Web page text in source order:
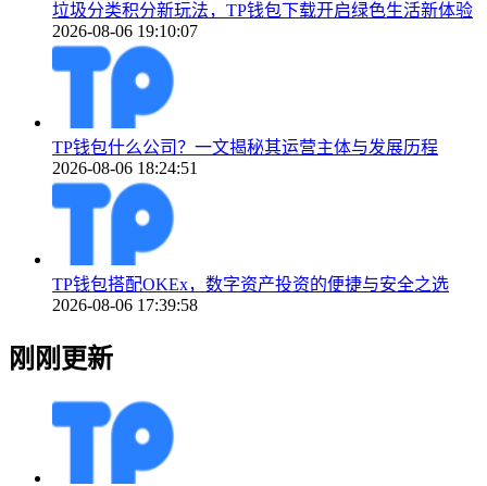
垃圾分类积分新玩法，TP钱包下载开启绿色生活新体验
2026-08-06 19:10:07
TP钱包什么公司？一文揭秘其运营主体与发展历程
2026-08-06 18:24:51
TP钱包搭配OKEx，数字资产投资的便捷与安全之选
2026-08-06 17:39:58
刚刚更新